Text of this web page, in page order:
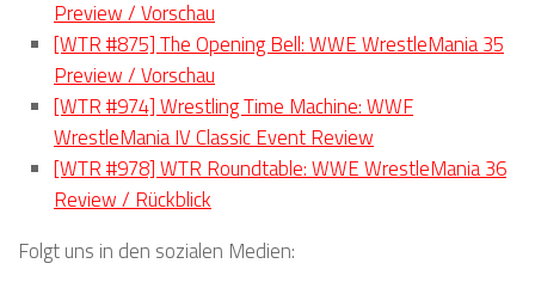
Preview / Vorschau
[WTR #875] The Opening Bell: WWE WrestleMania 35
Preview / Vorschau
[WTR #974] Wrestling Time Machine: WWF
WrestleMania IV Classic Event Review
[WTR #978] WTR Roundtable: WWE WrestleMania 36
Review / Rückblick
Folgt uns in den sozialen Medien: